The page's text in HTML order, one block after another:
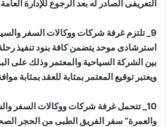
التعريفى الصادر له بعد الرجوع للإدارة
9_ تلتزم غرفة شركات ووكالات السفر
استرشادى موحد يتضمن كافة بنود تنفيذ
بين الشركة السياحية والمعتمر وذلك على
ويعتبر توقيع المعتمر بمثابة للعقد بمثابة
10_ تتحمل غرفة شركات ووكالات السفر
والعمرة” سفر الفريق الطبى من الحجر